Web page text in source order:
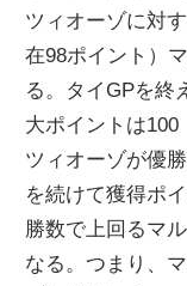
ツィオーゾに対
在98ポイント）
る。タイGPを終
大ポイントは
ツィオーゾが優
を続けて獲得ポ
勝数で上回るマ
なる。つまり、